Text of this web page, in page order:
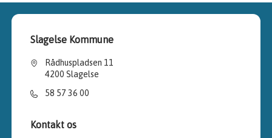
Slagelse Kommune
Rådhuspladsen 11
4200 Slagelse
58 57 36 00
Kontakt os